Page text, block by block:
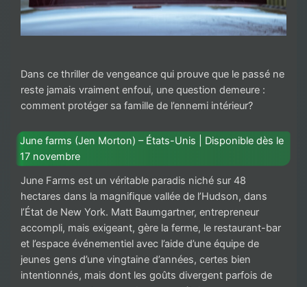
Dans ce thriller de vengeance qui prouve que le passé ne
reste jamais vraiment enfoui, une question demeure :
comment protéger sa famille de l’ennemi intérieur?
June farms (Jen Morton) – États-Unis | Disponible dès le
17 novembre
June Farms est un véritable paradis niché sur 48
hectares dans la magnifique vallée de l’Hudson, dans
l’État de New York. Matt Baumgartner, entrepreneur
accompli, mais exigeant, gère la ferme, le restaurant-bar
et l’espace événementiel avec l’aide d’une équipe de
jeunes gens d’une vingtaine d’années, certes bien
intentionnés, mais dont les goûts divergent parfois de